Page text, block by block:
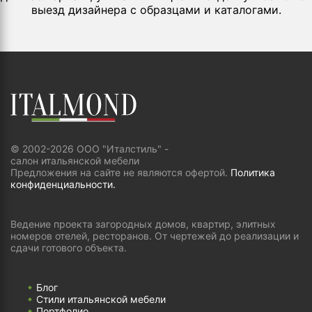
выезд дизайнера с образцами и каталогами.
© 2002-2026 ООО "Италстиль" -
салон итальянской мебели
Предложения на сайте не являются офертой. Политика
конфиденциальности.
Ведение проекта загородных домов, квартир, элитных
номеров отелей, ресторанов. От чертежей до реализации и
сдачи готового объекта.
Блог
Стили итальянской мебели